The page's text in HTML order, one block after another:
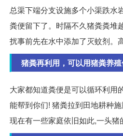
总渠下端分支设施多个小渠跌水
粪便留下了。时隔不久猪粪粪堆
扰事前先在水中添加了灭蚊剂。
猪粪再利用，可以用猪粪养
大家都知道粪便是可以循环利用
能帮到你们! 猪粪拉到田地耕种
现在有一些家庭依旧如此,一头猪